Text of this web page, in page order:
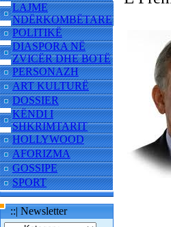
LAJME
NDËRKOMBËTARE
POLITIKË
DIASPORA NË
ZVICËR DHE BOTË
PERSONAZH
ART KULTURË
DOSSIER
KËNDI I
SHKRIMTARIT
HOLLYWOOD
AFORIZMA
GOSSIPE
SPORT
::| Newsletter